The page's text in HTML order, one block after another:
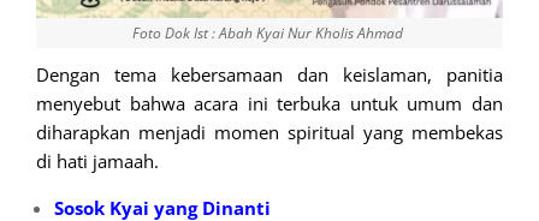
Foto Dok Ist : Abah Kyai Nur Kholis Ahmad
Dengan tema kebersamaan dan keislaman, panitia
menyebut bahwa acara ini terbuka untuk umum dan
diharapkan menjadi momen spiritual yang membekas
di hati jamaah.
Sosok Kyai yang Dinanti